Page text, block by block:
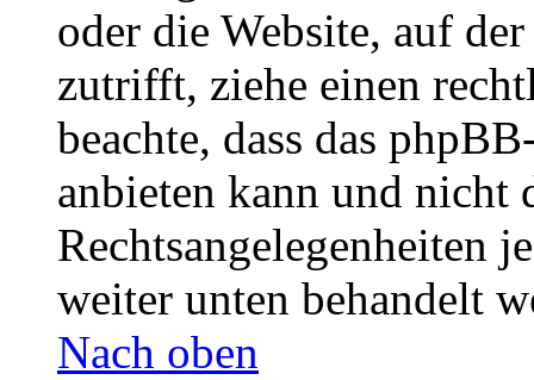
oder die Website, auf
zutrifft, ziehe einen
beachte, dass das
anbieten kann und nicht
Rechtsangelegenheiten
weiter unten behandelt
Nach oben